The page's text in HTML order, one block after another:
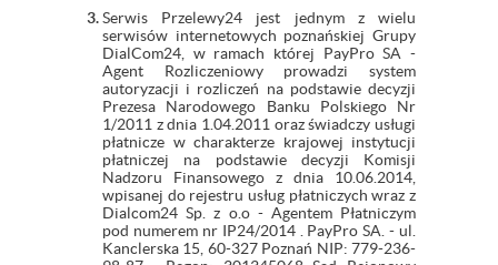
Serwis Przelewy24 jest jednym z wielu
serwisów internetowych poznańskiej Grupy
DialCom24, w ramach której PayPro SA -
Agent Rozliczeniowy prowadzi system
autoryzacji i rozliczeń na podstawie decyzji
Prezesa Narodowego Banku Polskiego Nr
1/2011 z dnia 1.04.2011 oraz świadczy usługi
płatnicze w charakterze krajowej instytucji
płatniczej na podstawie decyzji Komisji
Nadzoru Finansowego z dnia 10.06.2014,
wpisanej do rejestru usług płatniczych wraz z
Dialcom24 Sp. z o.o - Agentem Płatniczym
pod numerem nr IP24/2014 . PayPro SA. - ul.
Kanclerska 15, 60-327 Poznań NIP: 779-236-